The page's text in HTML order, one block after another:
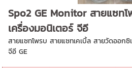
Spo2 GE Monitor สายแซท
เครื่องมอนิเตอร์ จีอี
สายแซทโพรบ สายแซทเคเบิ้ล สายวัดออกซิ
จีอี GE